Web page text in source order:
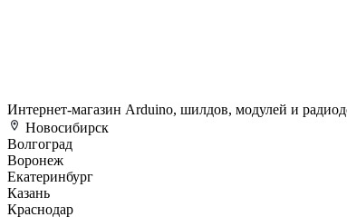
Интернет-магазин Arduino, шилдов, модулей и
Новосибирск
Волгоград
Воронеж
Екатеринбург
Казань
Краснодар